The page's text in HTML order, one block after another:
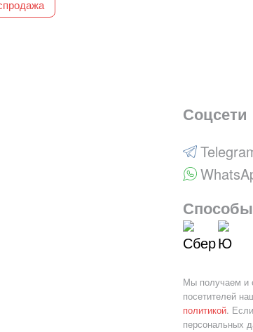
Соцсети
Мы получаем и
посетителей
политикой.
персональных